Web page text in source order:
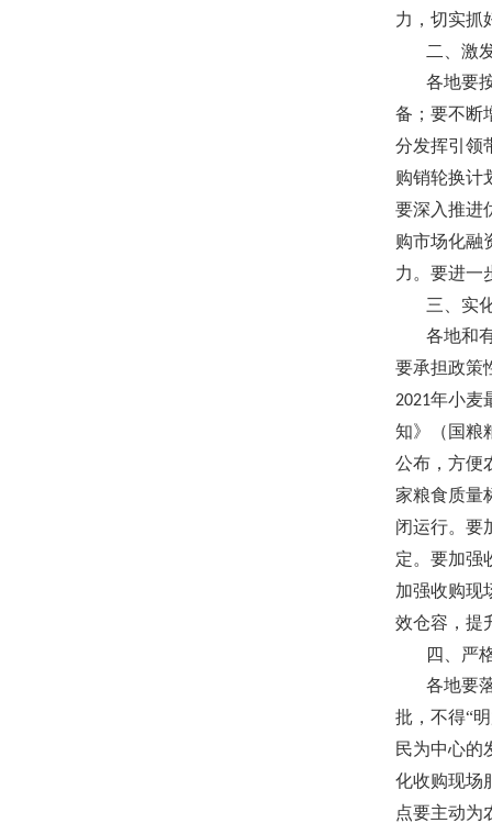
力，切实抓
二、激
各地要
备；要不断
分发挥引领
购销轮换计
要深入推进
购市场化融
力。要进一
三、实
各地和
要承担政策
2021年小麦
知》（国粮
公布，方便
家粮食质量
闭运行。要
定。要加强
加强收购现
效仓容，提
四、严
各地要
批，不得“
民为中心的
化收购现场
点要主动为